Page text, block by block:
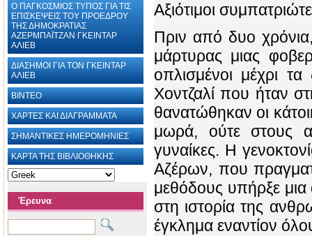
Ο ΠΑΓΚΟΣΜΙΟΣ ΤΥΠΟΣ ΓΙΑ ΤΙΣ
ΕΠΙΣΚΕΨΕΙΣ ΤΟΥ ΠΡΟΕΔΡΟΥ
ΤΗΣ ΔΗΜΟΚΡΑΤΙΑΣ
ΑΖΕΡΜΠΑΪΤΖΑΝ ΓΚΕΙΝΤΑΡ
ΑΛΙΕΒ
ΔΙΑΣΗΜΟΙ ΓΙΑ ΤΟΝ ΓΚΕΙΝΤΑΡ
ΑΛΙΕΒ
ΒΙΝΤΕΟ
ΧΑΡΤΕΣ ΚΑΙ ΔΙΑΓΡΑΜΜΑΤΑ ‎
ΣΗΜΑΝΤΙΚΕΣ ΗΜΕΡΟΜΗΝΙΕΣ
ΚΑΡΤΑ ΤΗΣ ΒΙΒΛΙΟΘΗΚΗΣ
Έρευνα
Αξιότιμοι
Πριν από δυο
μάρτυρας μιας
οπλισμένοι μέχρι
Χοντζαλί που ήταν
θανατώθηκαν οι
μωρά, ούτε στους
γυναίκες. Η
Αζέρων, που
μεθόδους υπήρξε
στη ιστορία της
έγκλημα εναντίον